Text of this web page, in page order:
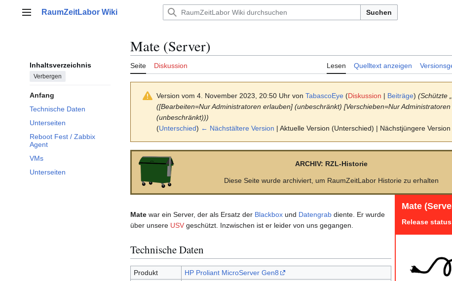
Hauptmenü
RaumZeitLabor Wiki Suchen
Inhaltsverzeichnis
Verbergen
Anfang
Technische Daten
Unterseiten
Reboot Fest / Zabbix
Agent
VMs
Unterseiten
Mate (Server)
Seite Diskussion Lesen Quelltext anzeigen
Version vom 4. November 2023, 20:50 Uhr von TabascoEye (Diskussion | Beiträge) (Schützte „
([Bearbeiten=Nur Administratoren erlauben] (unbeschränkt) [Verschieben=Nur
(unbeschränkt)))
(Unterschied) ← Nächstältere Version | Aktuelle Version (Unterschied) | Nächstjüngere
ARCHIV: RZL-Historie
Diese Seite wurde archiviert, um RaumZeitLabor Historie zu erhalten
Mate
Release
Mate war ein Server, der als Ersatz der Blackbox und Datengrab diente. Er wurde
über unsere USV geschützt. Inzwischen ist er leider von uns gegangen.
Technische Daten
Produkt
HP Proliant MicroServer Gen8